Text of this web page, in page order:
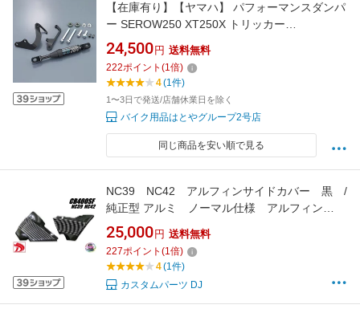
【在庫有り】【ヤマハ】 パフォーマンスダンパ
ー SEROW250 XT250X トリッカー
B7C211H00100 B7C-211H0-01 B7N-211H0-00
B7N211H000
24,500 円 送料無料
222ポイント (1倍)
4(1件)
1〜3日で発送/店舗休業日を除く
バイク用品はとやグループ2号店
同じ商品を安い順で見る
NC39 NC42 アルフィンサイドカバー 黒 /
純正型 アルミ ノーマル仕様 アルフィン
CB400SF CB400SB 前期 後期 VTEC
25,000 円 送料無料
227ポイント (1倍)
4(1件)
カスタムパーツ DJ